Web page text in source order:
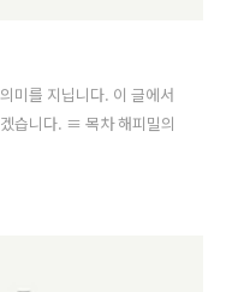
미를 지닙니다. 이 글에서
습니다. ≡ 목차 해피밀의